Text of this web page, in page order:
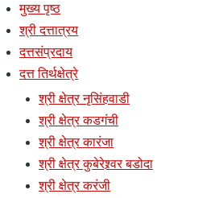
मुख्य पृष्ठ
श्री दत्तात्रय
दत्तसंप्रदाय
दत्त तिर्थक्षेत्रे
श्री क्षेत्र नृसिंहवाडी
श्री क्षेत्र कडगंची
श्री क्षेत्र कारंजा
श्री क्षेत्र कुबेरेश्र्वर बडोदा
श्री क्षेत्र करंजी